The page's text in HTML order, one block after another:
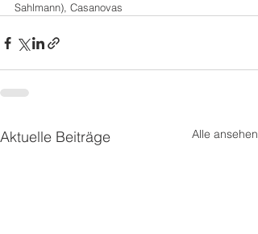
Sahlmann), Casanovas
Aktuelle Beiträge Alle ansehen